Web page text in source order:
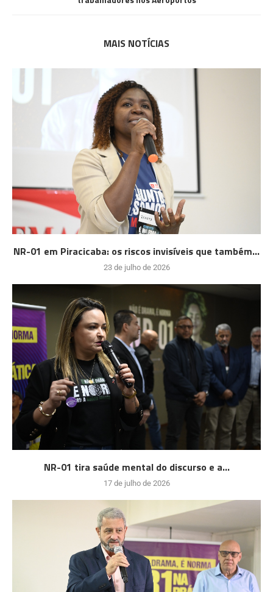
MAIS NOTÍCIAS
NR-01 em Piracicaba: os riscos invisíveis que também...
23 de julho de 2026
NR-01 tira saúde mental do discurso e a...
17 de julho de 2026